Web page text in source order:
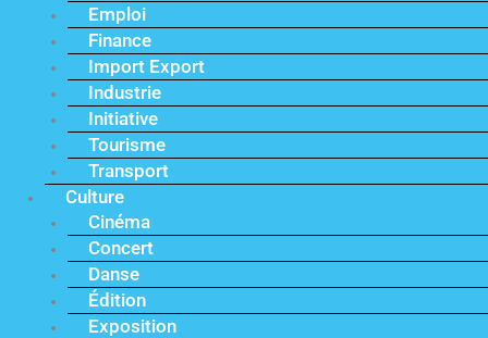
Emploi
Finance
Import Export
Industrie
Initiative
Tourisme
Transport
Culture
Cinéma
Concert
Danse
Édition
Exposition